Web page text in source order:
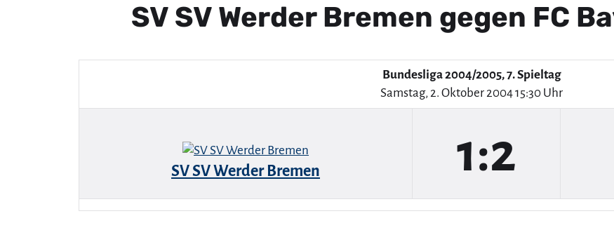
SV SV Werder Bremen gegen FC
Bundesliga 2004/2005, 7. Spieltag
Samstag, 2. Oktober 2004 15:30 Uhr
SV SV Werder Bremen 1:2